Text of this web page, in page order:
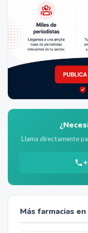
Llama directamente
Más farmacias en